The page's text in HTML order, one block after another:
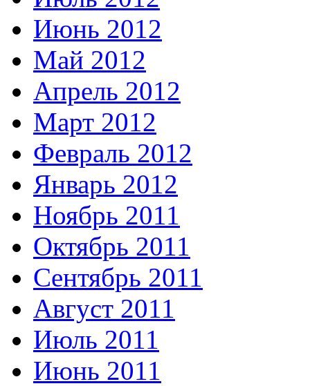
Июнь 2012
Май 2012
Апрель 2012
Март 2012
Февраль 2012
Январь 2012
Ноябрь 2011
Октябрь 2011
Сентябрь 2011
Август 2011
Июль 2011
Июнь 2011